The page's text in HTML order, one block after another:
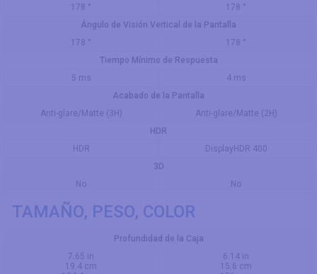
178 °
178 °
Ángulo de Visión Vertical de la Pantalla
178 °
178 °
Tiempo Mínimo de Respuesta
5 ms
4 ms
Acabado de la Pantalla
Anti-glare/Matte (3H)
Anti-glare/Matte (2H)
HDR
HDR
DisplayHDR 400
3D
No
No
TAMAÑO, PESO, COLOR
Profundidad de la Caja
7.65 in
19.4 cm
6.14 in
15.6 cm